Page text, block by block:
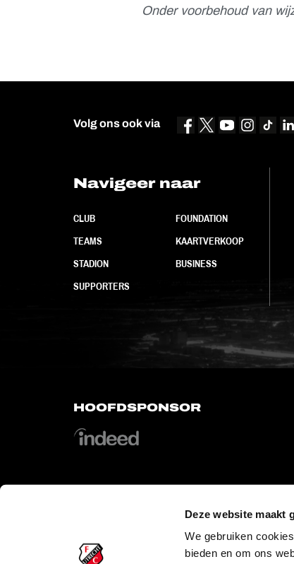
Deze website maakt
We gebruiken
bieden en om ons
Onder voorbehoud van
Volg ons ook via
Navigeer naar
CLUB
TEAMS
STADION
SUPPORTERS
FOUNDATION
KAARTVERKOOP
BUSINESS
HOOFDSPONSOR
OFFICIAL PARTNERS